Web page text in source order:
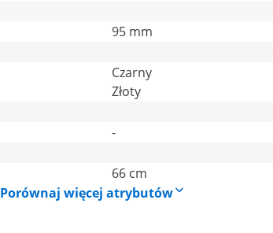
95 mm
Czarny
Złoty
-
66 cm
Porównaj więcej atrybutów